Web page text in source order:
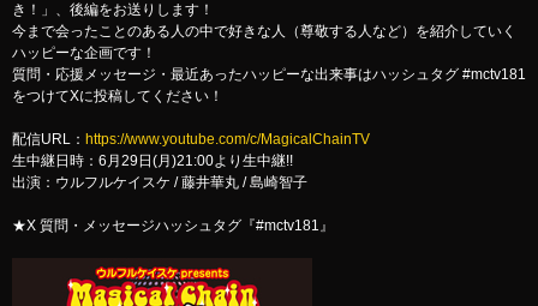
ITEM
MAIL
き！」、後編をお送りします！
今まで会ったことのある人の中で好きな人（尊敬する人など）を紹介していく
ハッピーな企画です！
質問・応援メッセージ・最近あったハッピーな出来事はハッシュタグ #mctv181
をつけてXに投稿してください！
配信URL： https://www.youtube.com/c/MagicalChainTV
生中継日時：6月29日(月)21:00より生中継!!
出演：ウルフルケイスケ / 藤井華丸 / 島崎智子
★X 質問・メッセージハッシュタグ『#mctv181』